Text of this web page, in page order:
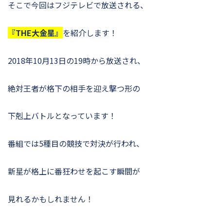
そこで今回はフジテレビで放送される、
『THE大金星』 を紹介します！
2018年10月13日の19時から放送され、
絶対王者が格下の相手を迎え撃つ形の
下剋上バトルとなっています！
番組では5種目の競技で対決が行われ、
新星が格上に番狂わせを起こす瞬間が
見れるかもしれません！